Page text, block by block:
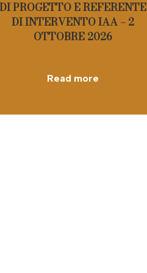
PROGETTO E REFERENTE
DI INTERVENTO IAA – 2
OTTOBRE 2026
Read more